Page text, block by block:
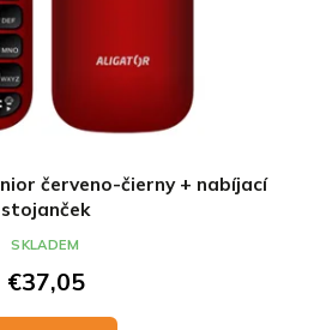
červeno-čierny + nabíjací
stojanček
€37,05
SKLADEM